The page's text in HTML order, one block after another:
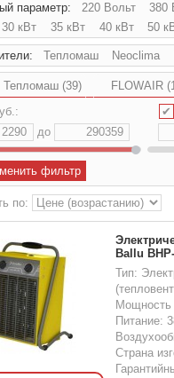
параметр: 220 Вольт 380
30 кВт 35 кВт 40 кВт 50
Тепломаш Neoclima
Тепломаш (39) FLOWAIR
до
✔
фильтр
по:
Ballu
Тип:
Мощность
Питание:
Страна